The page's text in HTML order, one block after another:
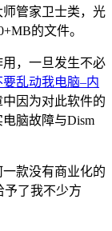
管家卫士类，光
的文件。
，一旦发生不必
乱动我电脑–内
中因为对此软件的
脑故障与Dism
款没有商业化的
予了我不少方